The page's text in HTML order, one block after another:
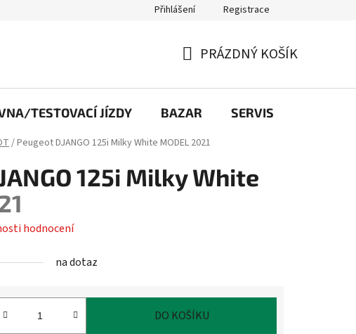
Přihlášení Registrace
KOŠÍK
PRÁZDNÝ KOŠÍK
TESTOVACÍ JÍZDY BAZAR SERVIS
/Peugeot DJANGO 125i Milky White MODEL 2021
125i Milky White
hodnocení
na dotaz
DO KOŠÍKU